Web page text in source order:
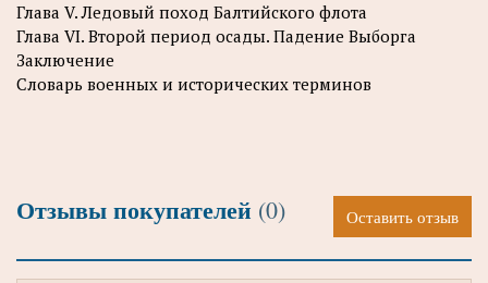
Глава V. Ледовый поход Балтийского флота
Глава VI. Второй период осады. Падение Выборга
Заключение
Словарь военных и исторических терминов
Отзывы покупателей (0) Оставить отзыв